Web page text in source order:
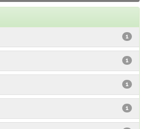
1
1
1
1